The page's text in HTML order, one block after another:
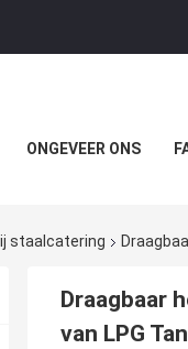
ONGEVEER ONS
staalcatering
Draagbaar
van LPG